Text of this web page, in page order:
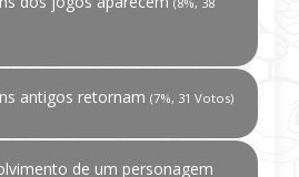
antigos retornam (7%, 31 Votos)
de um personagem